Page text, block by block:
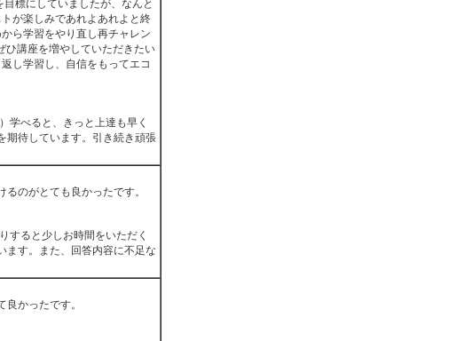
標にしていましたが、なんと
が楽しみであれよあれよと終
ら学習をやり直し再チャレン
ひ講座を増やしていただきたい
し学習し、自信をもってエコ
べると、きっと上達も早く
期待しています。引き続き頑張
のがとても良かったです。
すると少しお時間をいただく
ます。また、回答内容に不足な
かったです。